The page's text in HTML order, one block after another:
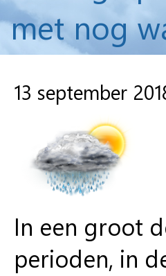
met nog
13 september
In een groot
perioden, in